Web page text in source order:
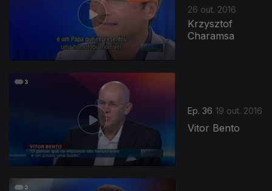
26 out. 2016
Krzysztof
Charamsa
Ep. 36 19 out. 2016
Vitor Bento
253232